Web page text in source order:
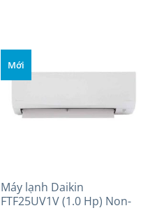
₫ 13.250.000.
Mới
Máy lạnh Daikin
FTF25UV1V (1.0 Hp) Non-